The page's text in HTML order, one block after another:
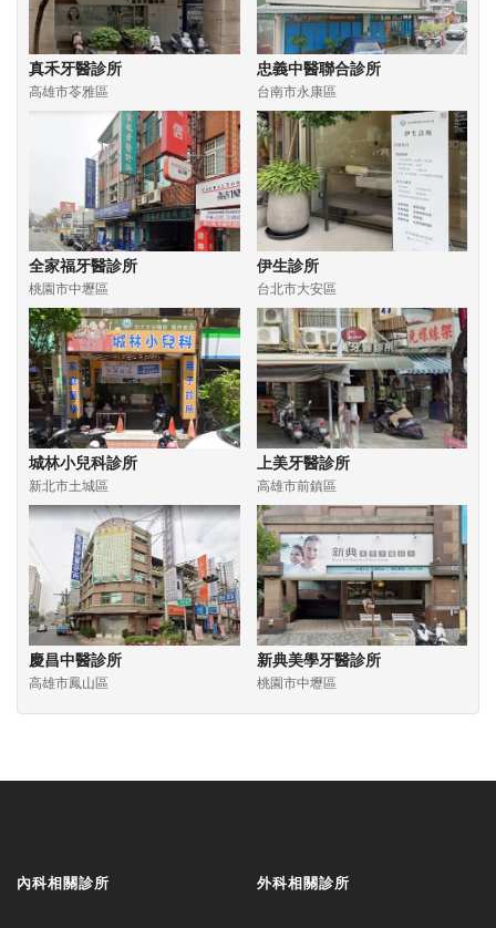
真禾牙醫診所
高雄市苓雅區
忠義中醫聯合診所
台南市永康區
全家福牙醫診所
桃園市中壢區
伊生診所
台北市大安區
城林小兒科診所
新北市土城區
上美牙醫診所
高雄市前鎮區
慶昌中醫診所
高雄市鳳山區
新典美學牙醫診所
桃園市中壢區
內科相關診所 外科相關診所